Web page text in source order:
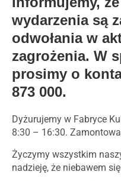
wydarzenia są
odwołania w
zagrożenia. W
prosimy o
873 000.
Dyżurujemy w Fabryce Kultury od pon.- pt. w godzinach
8:30 – 16:30.
Życzymy wszystkim
nadzieję, że niebawem